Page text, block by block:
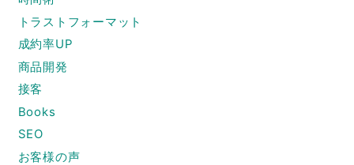
トラストフォーマット
成約率UP
商品開発
接客
Books
SEO
お客様の声